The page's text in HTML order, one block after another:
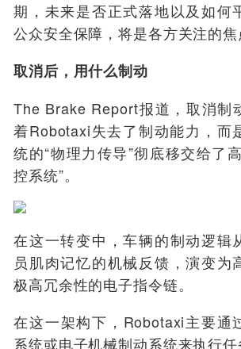
期，未来是否正式落地以及如何
公众安全保障，将是各方关注的焦
取消后，用什么制动
The Brake Report报道，取消制
着Robotaxi失去了制动能力，而
统的“物理力传导”彻底移交给了
控系统”。
在这一转变中，车辆的制动逻辑
员肌肉记忆的机械反馈，演变为
极高冗余性的电子指令链。
在这一架构下，Robotaxi主要通
系统或电子机械制动系统来执行任